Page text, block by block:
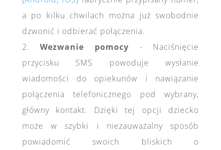
a po kilku chwilach można już swobodnie
dzwonić i odbierać połączenia.
2.Wezwanie pomocy - Naciśnięcie
przycisku SMS powoduje wysłanie
wiadomości do opiekunów i nawiązanie
połączenia telefonicznego pod wybrany,
główny kontakt. Dzięki tej opcji dziecko
może w szybki i niezauważalny sposób
powiadomić swoich bliskich o